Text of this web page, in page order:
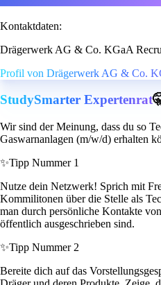
Kontaktdaten:
Drägerwerk AG & Co. KGaA
Profil von Drägerwerk AG & Co.
StudySmarter Expertenrat
Wir sind der Meinung, dass du so
Gaswarnanlagen (m/w/d) erhalten
✨Tipp Nummer 1
Nutze dein Netzwerk! Sprich mit
Kommilitonen über die Stelle als
man durch persönliche Kontakte
öffentlich ausgeschrieben sind.
✨Tipp Nummer 2
Bereite dich auf das